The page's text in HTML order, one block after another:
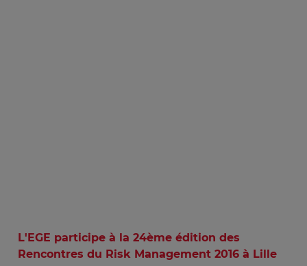
L'EGE participe à la 24ème édition des
Rencontres du Risk Management 2016 à Lille